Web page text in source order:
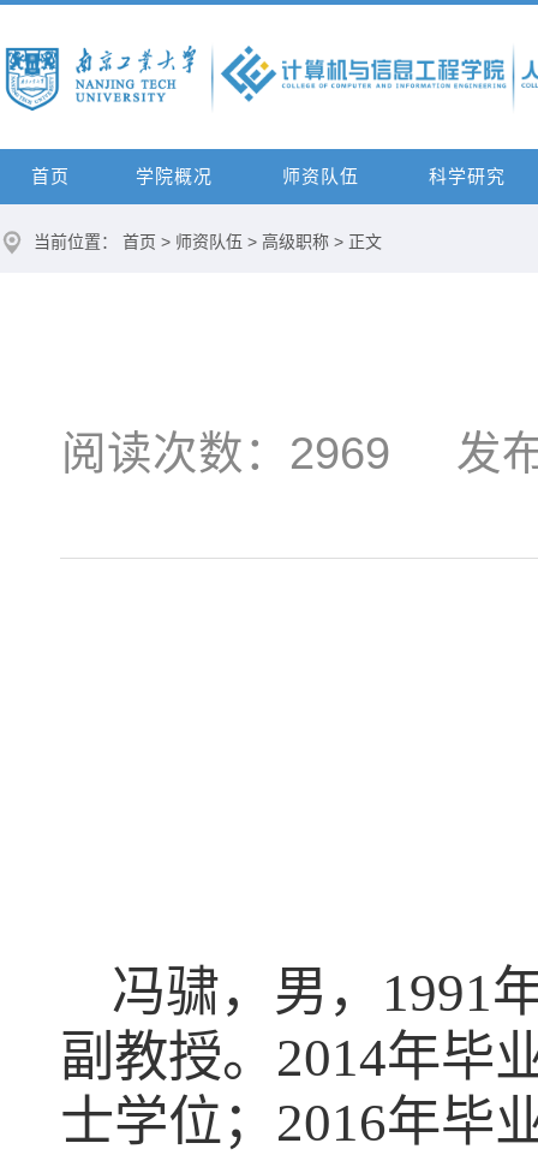
首页 学院概况 师资队伍 科学研究
当前位置： 首页 > 师资队伍 > 高级职称 > 正文
阅读次数： 2969 发布
冯骕，男， 1991
副教授。 2014年毕
士学位； 2016年毕